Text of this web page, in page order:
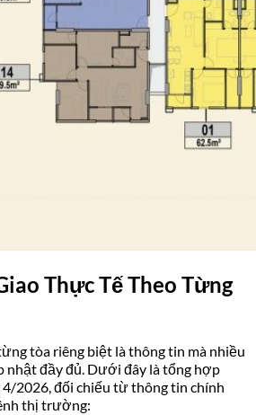
Thực Tế Theo Từng
tòa riêng biệt là thông tin mà nhiều
nhật đầy đủ. Dưới đây là tổng hợp
2026, đối chiếu từ thông tin chính
thị trường: